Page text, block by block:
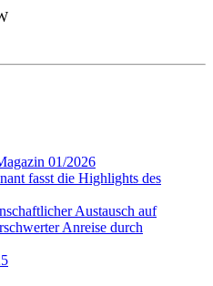
01/2026
fasst die Highlights des
Austausch auf
Anreise durch